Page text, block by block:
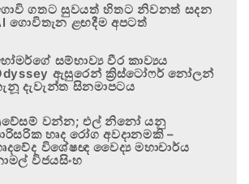
ගතට සුවයත් හිතට නිවනත් සදන
ගොවිතැන ළඟදීම අපටත්
සම්භාව්‍ය වීර කාව්‍යය
ඇසුරෙන් ක්‍රිස්ටෝෆර් නෝලන්
දැවැන්ත සිනමාපටය
වන්න; එල් නිනෝ යනු
හෘද රෝග අවදානමකි –
විශේෂඥ වෛද්‍ය මහාචාර්ය
විජයසිංහ